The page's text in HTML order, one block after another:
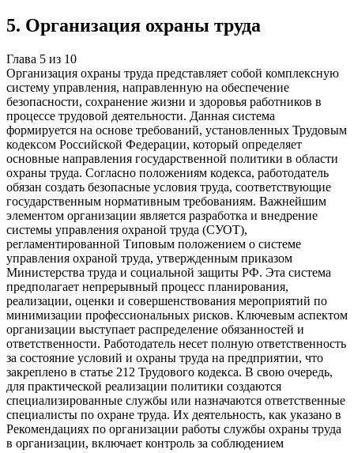
5. Организация охраны труда
Глава 5 из 10
Организация охраны труда представляет собой комплексную
систему управления, направленную на обеспечение
безопасности, сохранение жизни и здоровья работников в
процессе трудовой деятельности. Данная система
формируется на основе требований, установленных Трудовым
кодексом Российской Федерации, который определяет
основные направления государственной политики в области
охраны труда. Согласно положениям кодекса, работодатель
обязан создать безопасные условия труда, соответствующие
государственным нормативным требованиям. Важнейшим
элементом организации является разработка и внедрение
системы управления охраной труда (СУОТ),
регламентированной Типовым положением о системе
управления охраной труда, утвержденным приказом
Министерства труда и социальной защиты РФ. Эта система
предполагает непрерывный процесс планирования,
реализации, оценки и совершенствования мероприятий по
минимизации профессиональных рисков. Ключевым аспектом
организации выступает распределение обязанностей и
ответственности. Работодатель несет полную ответственность
за состояние условий и охраны труда на предприятии, что
закреплено в статье 212 Трудового кодекса. В свою очередь,
для практической реализации политики создаются
специализированные службы или назначаются ответственные
специалисты по охране труда. Их деятельность, как указано в
Рекомендациях по организации работы службы охраны труда
в организации, включает контроль за соблюдением